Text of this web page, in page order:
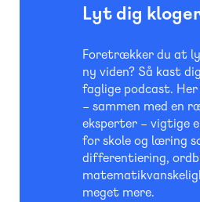
Lyt dig
Foretrækker du at
ny viden? Så kast
faglige podcast.
– sammen med en
eksperter – vigtige
for skole og læring
differentiering,
meget mere.